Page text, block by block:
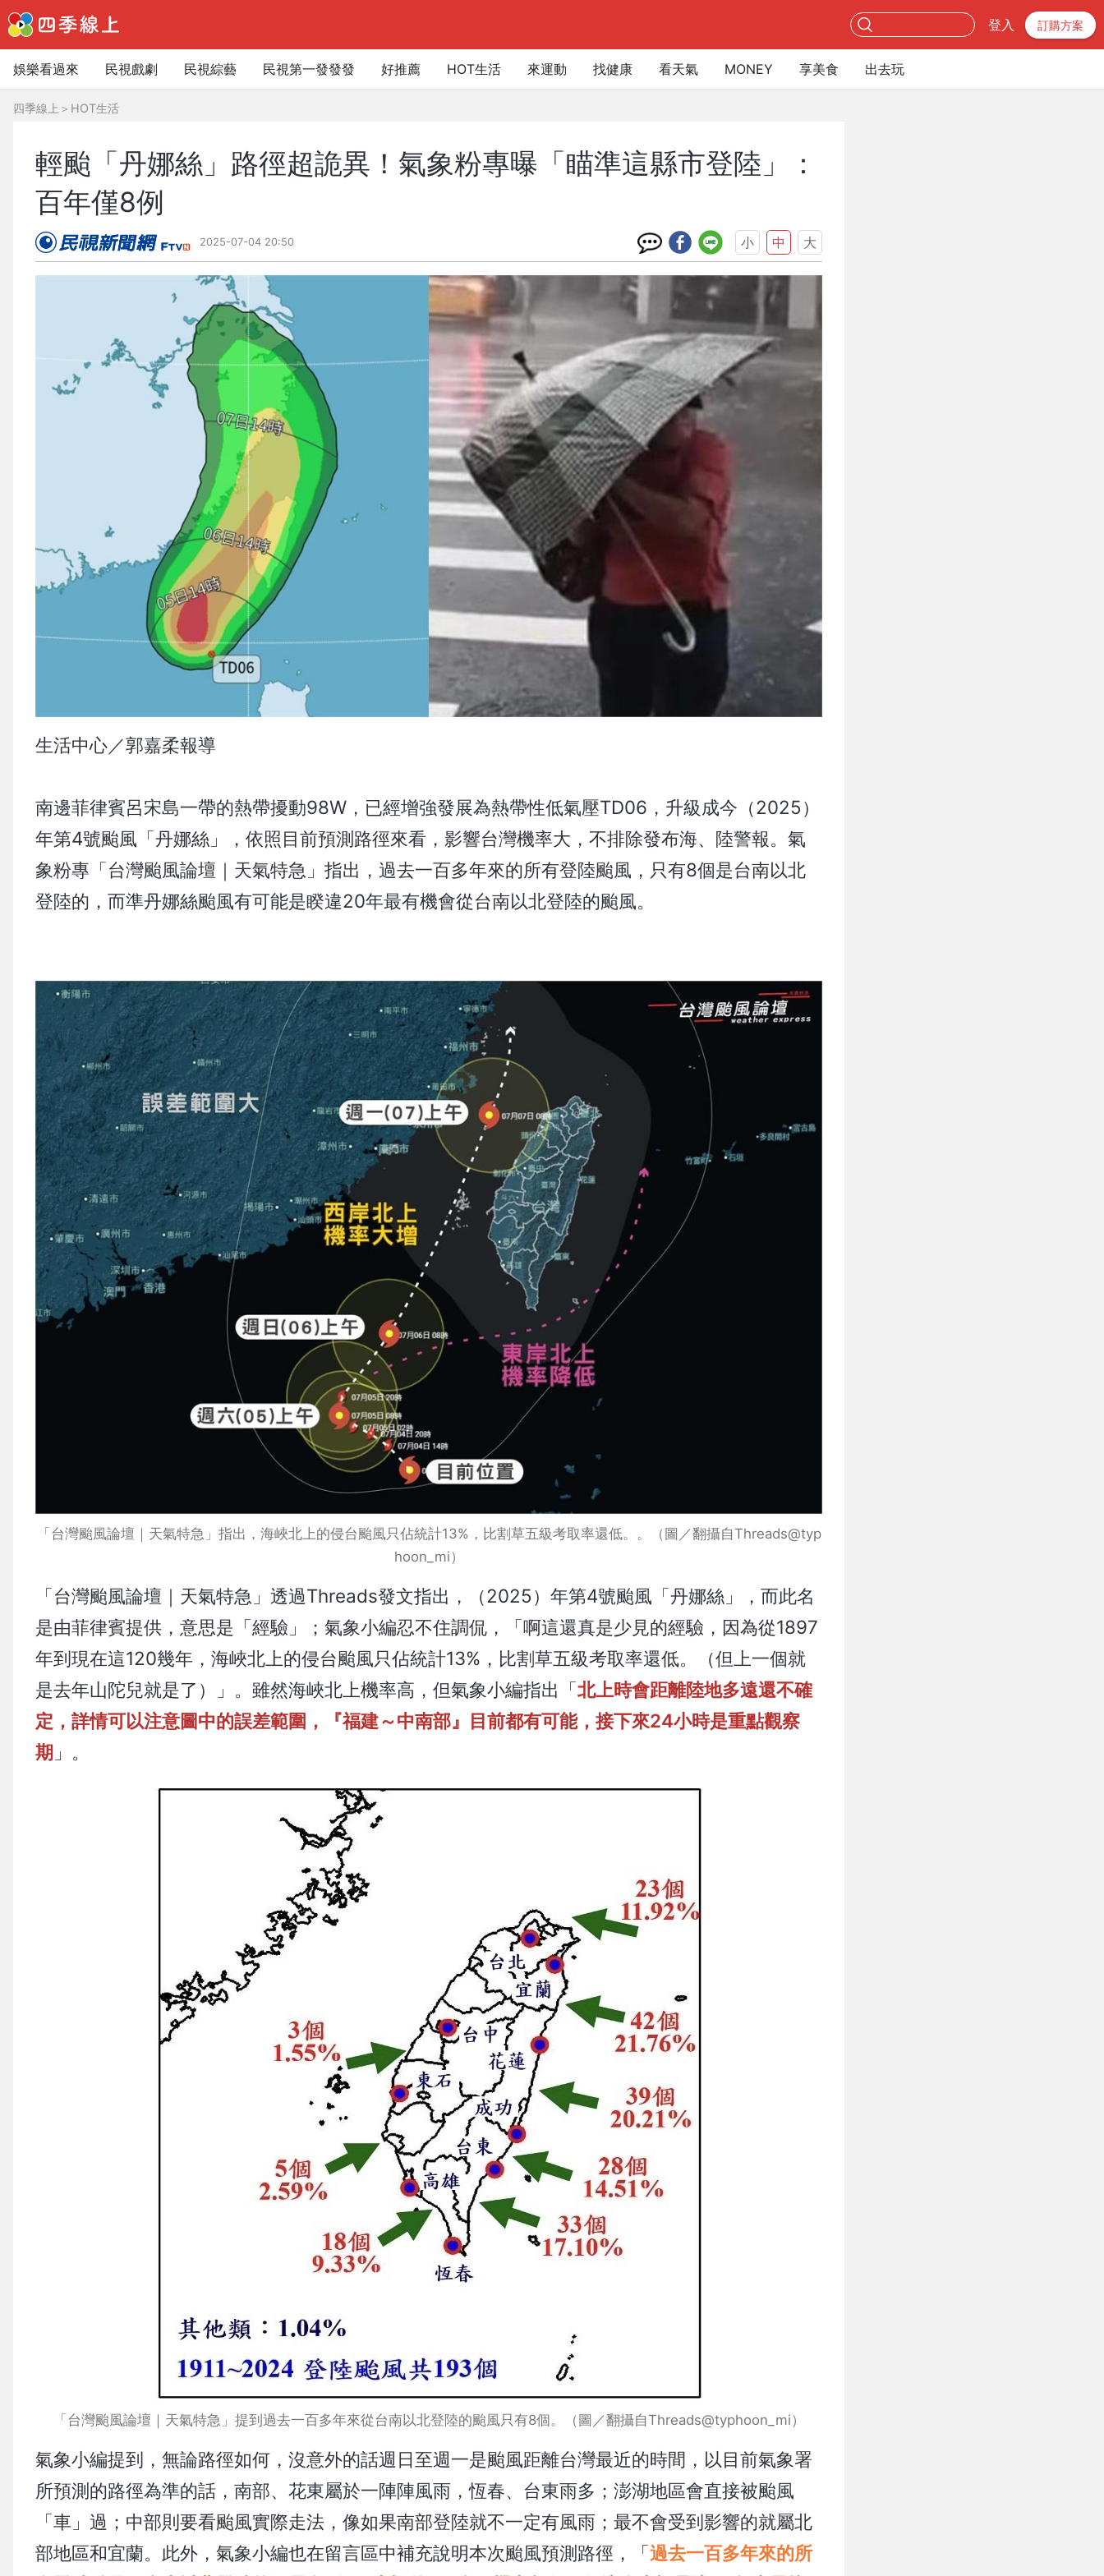
登入 訂購方案
娛樂看過來 民視戲劇 民視綜藝 民視第一發發發 好推薦 HOT生活 來運動 找健康 看天氣 MONEY 享美食 出去玩
四季線上 ＞ HOT生活
輕颱「丹娜絲」路徑超詭異！氣象粉專曝「瞄準這縣市登陸」：
百年僅8例
2025-07-04 20:50 小 中 大
生活中心／郭嘉柔報導
南邊菲律賓呂宋島一帶的熱帶擾動98W，已經增強發展為熱帶性低氣壓TD06，升級成今（2025）
年第4號颱風「丹娜絲」，依照目前預測路徑來看，影響台灣機率大，不排除發布海、陸警報。氣
象粉專「台灣颱風論壇｜天氣特急」指出，過去一百多年來的所有登陸颱風，只有8個是台南以北
登陸的，而準丹娜絲颱風有可能是睽違20年最有機會從台南以北登陸的颱風。
「台灣颱風論壇｜天氣特急」指出，海峽北上的侵台颱風只佔統計13%，比割草五級考取率還低。。（圖／翻攝自Threads@typ
hoon_mi）
「台灣颱風論壇｜天氣特急」透過Threads發文指出，（2025）年第4號颱風「丹娜絲」，而此名
是由菲律賓提供，意思是「經驗」；氣象小編忍不住調侃，「啊這還真是少見的經驗，因為從1897
年到現在這120幾年，海峽北上的侵台颱風只佔統計13%，比割草五級考取率還低。（但上一個就
是去年山陀兒就是了）」。雖然海峽北上機率高，但氣象小編指出「北上時會距離陸地多遠還不確
定，詳情可以注意圖中的誤差範圍，『福建～中南部』目前都有可能，接下來24小時是重點觀察
期 」。
「台灣颱風論壇｜天氣特急」提到過去一百多年來從台南以北登陸的颱風只有8個。（圖／翻攝自Threads@typhoon_mi）
氣象小編提到，無論路徑如何，沒意外的話週日至週一是颱風距離台灣最近的時間，以目前氣象署
所預測的路徑為準的話，南部、花東屬於一陣陣風雨，恆春、台東雨多；澎湖地區會直接被颱風
「車」過；中部則要看颱風實際走法，像如果南部登陸就不一定有風雨；最不會受到影響的就屬北
部地區和宜蘭。此外，氣象小編也在留言區中補充說明本次颱風預測路徑，「過去一百多年來的所